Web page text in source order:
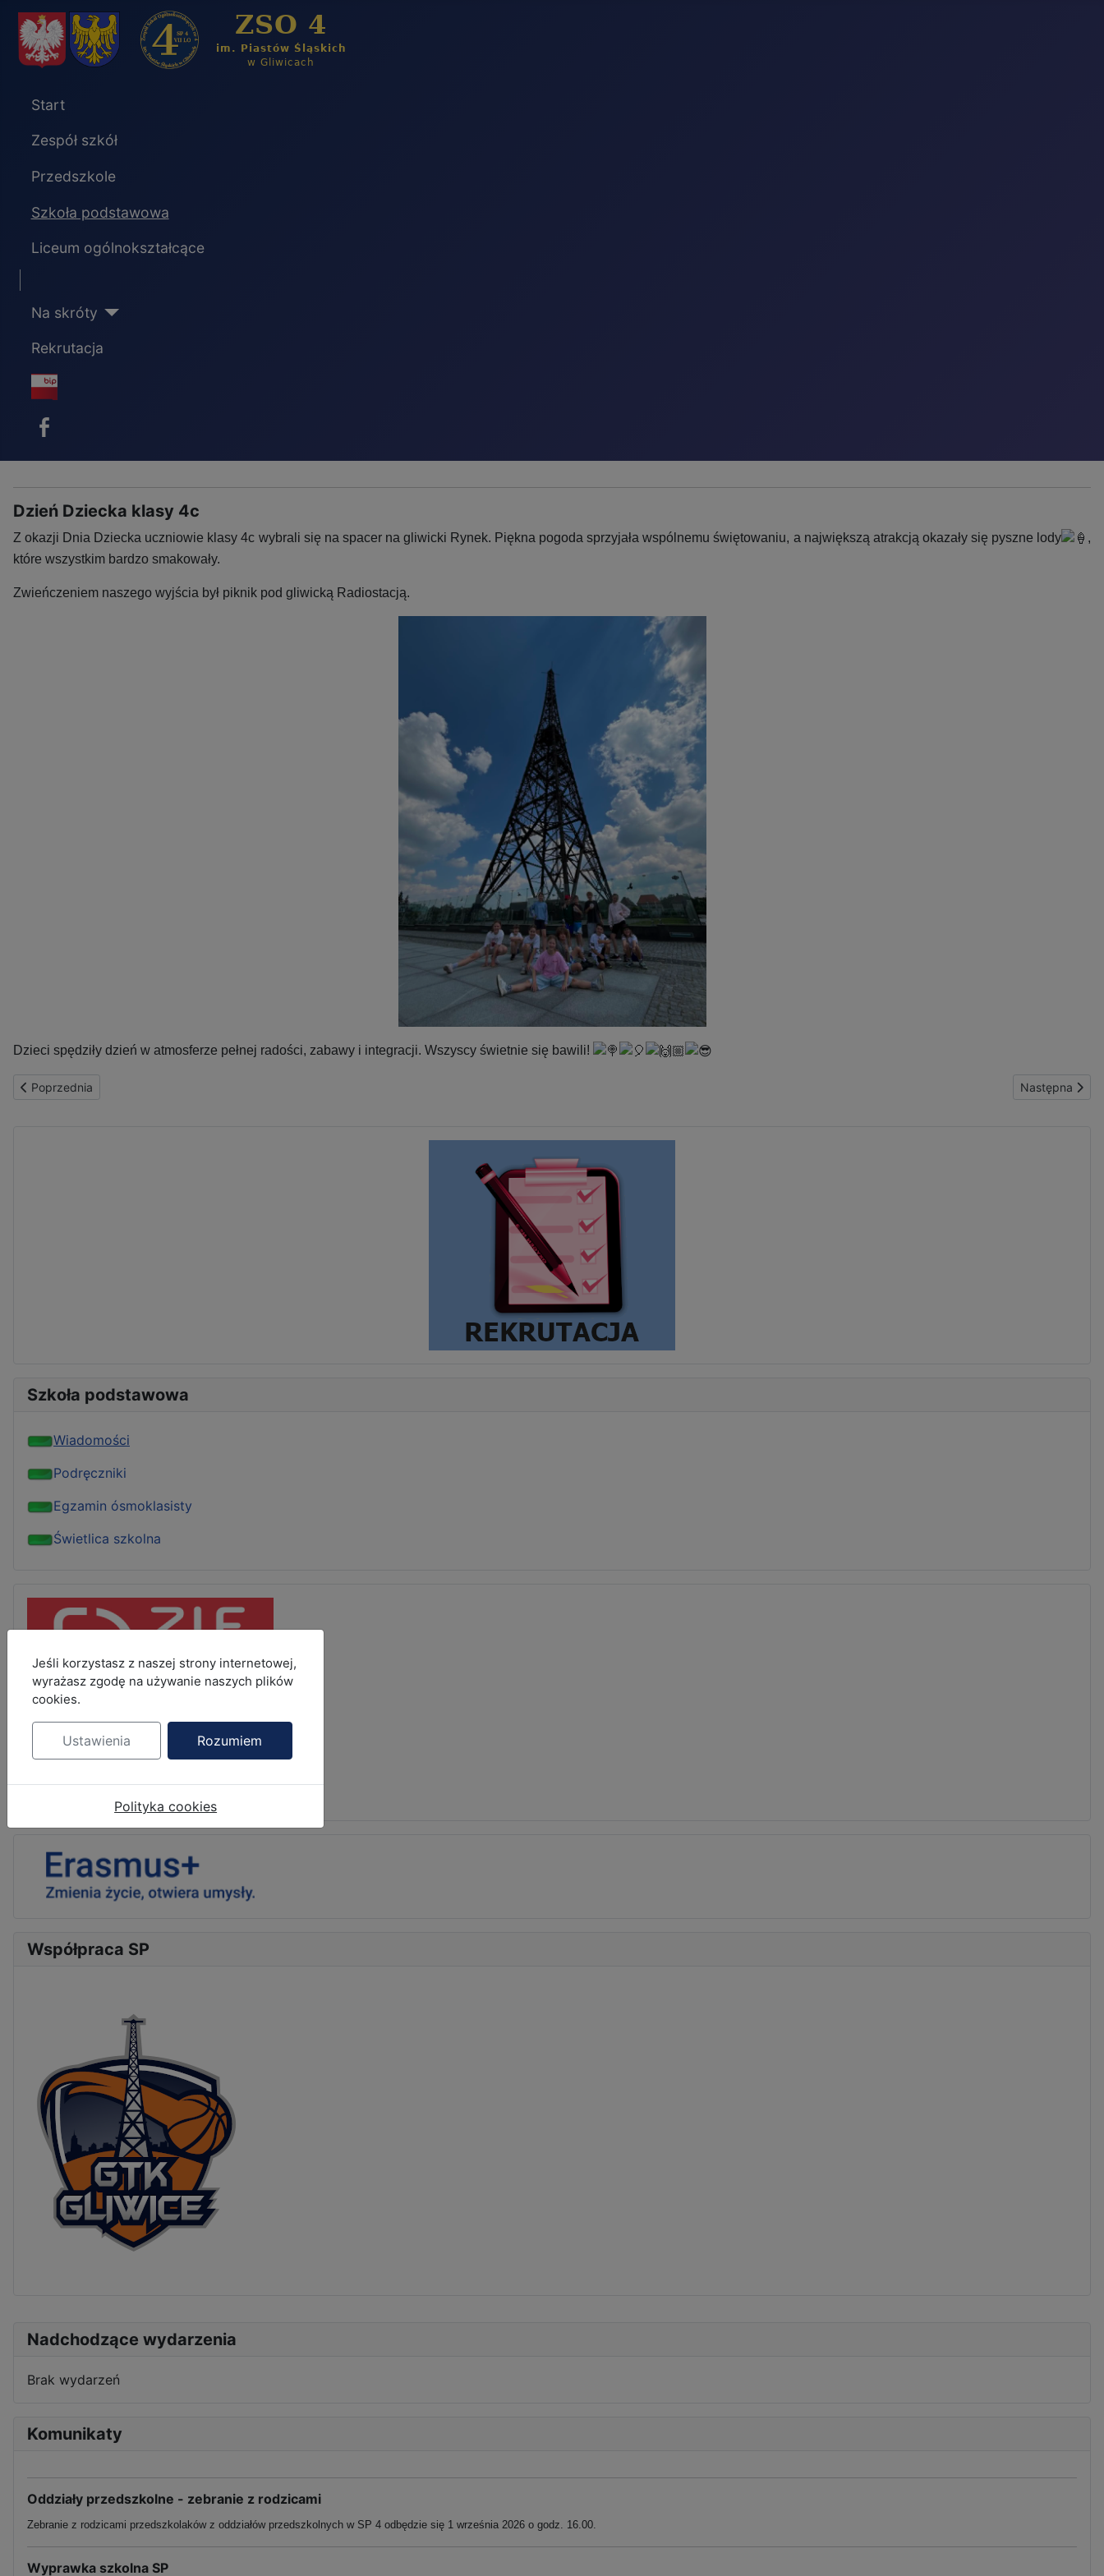
Start
Zespół szkół
Przedszkole
Szkoła podstawowa
Liceum ogólnokształcące
Na skróty
Rekrutacja
BIP - ikona
Nadchodzące wydarzenia
Brak wydarzeń
Komunikaty
Oddziały przedszkolne - zebranie z rodzicami
Zebranie z rodzicami przedszkolaków z oddziałów przedszkolnych w SP 4 odbędzie się 1 września 2026 o godz. 16.00.
Wyprawka szkolna SP
Dzień Dziecka klasy 4c
Z okazji Dnia Dziecka uczniowie klasy 4c wybrali się na spacer na gliwicki Rynek. Piękna pogoda sprzyjała wspólnemu świętowaniu, a największą atrakcją okazały się pyszne lody
,
które wszystkim bardzo smakowały.
Zwieńczeniem naszego wyjścia był piknik pod gliwicką Radiostacją.
Dzieci spędziły dzień w atmosferze pełnej radości, zabawy i integracji. Wszyscy świetnie się bawili!
Poprzednia strona: Wycieczka klas 8a i 8b do Istebnej
Poprzednia Następna
Następna
Szkoła podstawowa
Wiadomości
Podręczniki
Egzamin ósmoklasisty
Świetlica szkolna
Współpraca SP
MOD_JBCOOKIES_LANG_HEADER_DEFAULT
Jeśli korzystasz z naszej strony internetowej,
wyrażasz zgodę na używanie naszych plików
cookies.
Ustawienia Rozumiem
Polityka cookies